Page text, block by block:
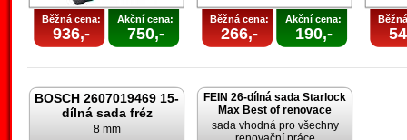
Běžná cena:
936,-
Akční cena:
750,-
Běžná cena:
266,-
Akční cena:
190,-
BOSCH 2607019469 15-
dílná sada fréz
8 mm
FEIN 26-dílná sada Starlock
Max Best of renovace
sada vhodná pro všechny